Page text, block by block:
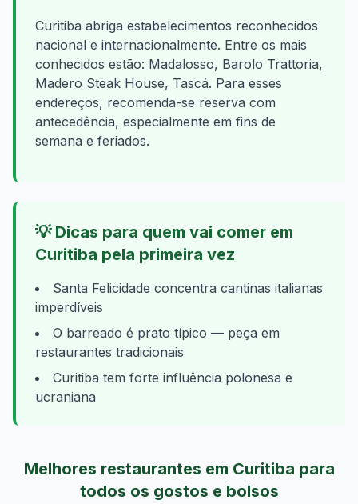
Curitiba abriga estabelecimentos reconhecidos
nacional e internacionalmente. Entre os mais
conhecidos estão: Madalosso, Barolo Trattoria,
Madero Steak House, Tascá. Para esses
endereços, recomenda-se reserva com
antecedência, especialmente em fins de
semana e feriados.
💡 Dicas para quem vai comer em
Curitiba pela primeira vez
Santa Felicidade concentra cantinas italianas
imperdíveis
O barreado é prato típico — peça em
restaurantes tradicionais
Curitiba tem forte influência polonesa e
ucraniana
Melhores restaurantes em Curitiba para
todos os gostos e bolsos